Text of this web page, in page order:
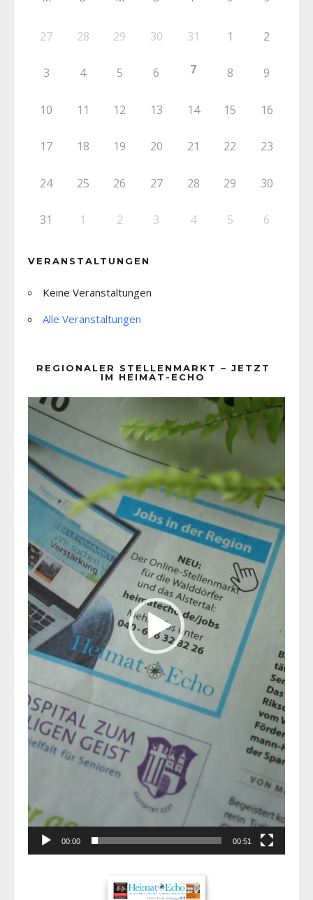
27 28 29 30 31 1 2
3 4 5 6 7 8 9
10 11 12 13 14 15 16
17 18 19 20 21 22 23
24 25 26 27 28 29 30
31 1 2 3 4 5 6
VERANSTALTUNGEN
Keine Veranstaltungen
Alle Veranstaltungen
REGIONALER STELLENMARKT – JETZT
IM HEIMAT-ECHO
Player
00:00 00:51